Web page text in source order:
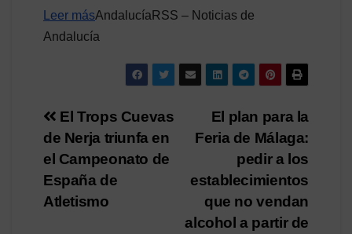
Leer másAndalucíaRSS – Noticias de
Andalucía
Navegación
de
entradas
El plan para la
Feria de Málaga:
pedir a los
establecimientos
que no vendan
alcohol a partir de
El Trops Cuevas
de Nerja triunfa en
el Campeonato de
España de
Atletismo